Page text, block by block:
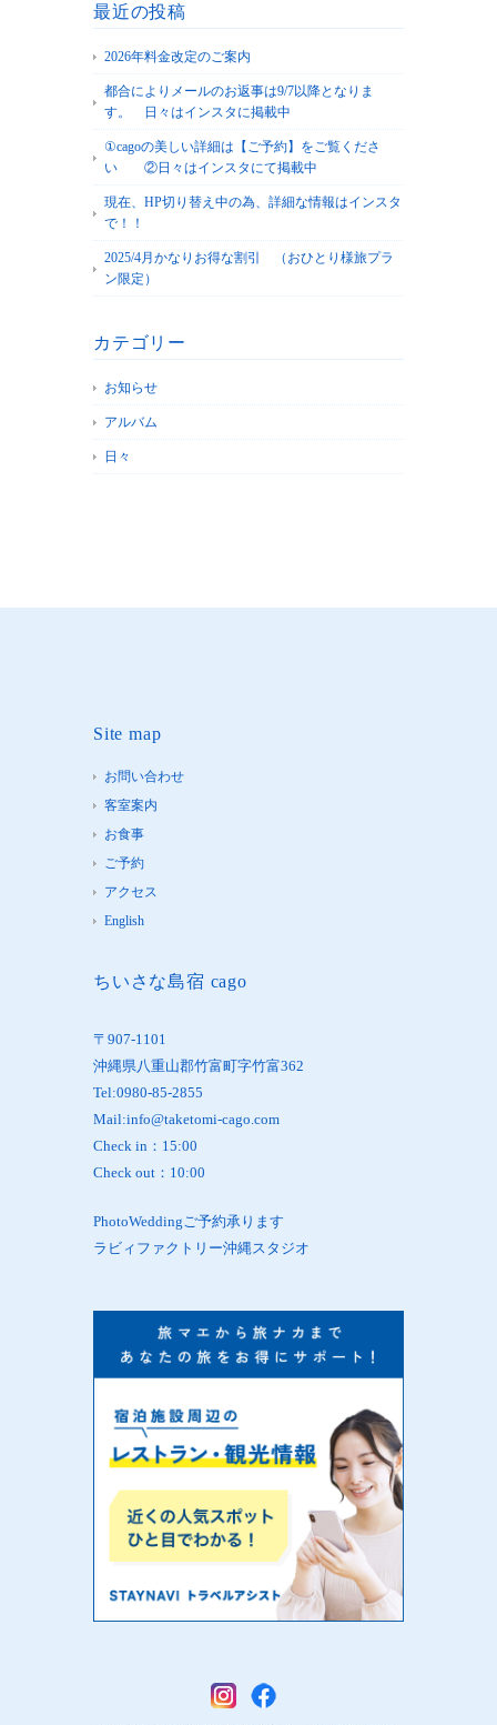
最近の投稿
2026年料金改定のご案内
都合によりメールのお返事は9/7以降となりま
す。 日々はインスタに掲載中
①cagoの美しい詳細は【ご予約】をご覧くださ
い ②日々はインスタにて掲載中
現在、HP切り替え中の為、詳細な情報はインスタ
で！！
2025/4月かなりお得な割引 （おひとり様旅プラ
ン限定）
カテゴリー
お知らせ
アルバム
日々
Site map
お問い合わせ
客室案内
お食事
ご予約
アクセス
English
ちいさな島宿 cago
〒907-1101
沖縄県八重山郡竹富町字竹富362
Tel:0980-85-2855
Mail:info@taketomi-cago.com
Check in：15:00
Check out：10:00
PhotoWeddingご予約承ります
ラビィファクトリー沖縄スタジオ